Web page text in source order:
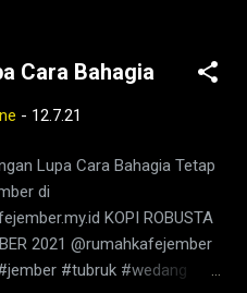
kopi jember,kafe di
kopi jember,bisnis coffee
kopi
Cara Bahagia
- 12.7.21
Lupa Cara Bahagia Tetap
di
KOPI ROBUSTA
2021 @rumahkafejember
#tubruk #wedang